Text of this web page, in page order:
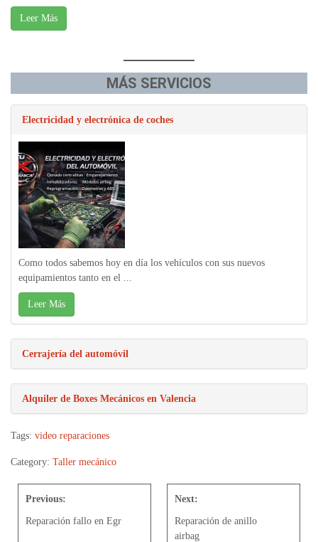
Leer Más
MÁS SERVICIOS
Electricidad y electrónica de coches
Como todos sabemos hoy en día los vehículos con sus nuevos
equipamientos tanto en el ...
Leer Más
Cerrajería del automóvil
Alquiler de Boxes Mecánicos en Valencia
Tags: video reparaciones
Category: Taller mecánico
Previous:
Reparación fallo en Egr
Next:
Reparación de anillo
airbag